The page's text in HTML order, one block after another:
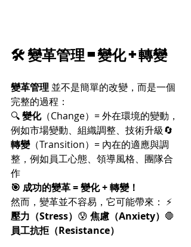
🛠 變革管理 = 變化 + 轉變
變革管理 並不是簡單的改變，而是一個
完整的過程：
🔍 變化（Change）= 外在環境的變動，
例如市場變動、組織調整、技術升級🔄
轉變（Transition）= 內在的適應與調
整，例如員工心態、領導風格、團隊合
作
🎯 成功的變革 = 變化 + 轉變！
然而，變革並不容易，它可能帶來： ⚡
壓力（Stress） 😰 焦慮（Anxiety） 🛑
員工抗拒（Resistance）